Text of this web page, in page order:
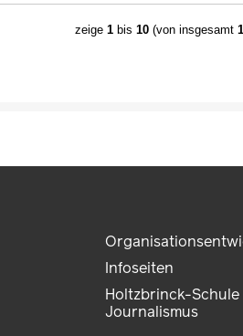
zeige 1bis 10(von insgesamt
Infoseiten
Holtzbrinck-
Journalismus